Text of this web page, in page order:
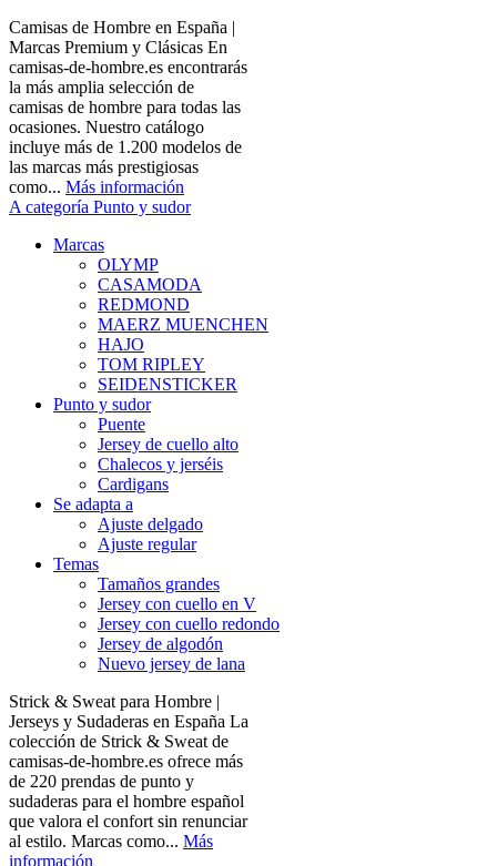
Camisas de Hombre en España |
Marcas Premium y Clásicas En
camisas-de-hombre.es encontrarás
la más amplia selección de
camisas de hombre para todas las
ocasiones. Nuestro catálogo
incluye más de 1.200 modelos de
las marcas más prestigiosas
como... Más información
A categoría Punto y sudor
Marcas
OLYMP
CASAMODA
REDMOND
MAERZ MUENCHEN
HAJO
TOM RIPLEY
SEIDENSTICKER
Punto y sudor
Puente
Jersey de cuello alto
Chalecos y jerséis
Cardigans
Se adapta a
Ajuste delgado
Ajuste regular
Temas
Tamaños grandes
Jersey con cuello en V
Jersey con cuello redondo
Jersey de algodón
Nuevo jersey de lana
Strick & Sweat para Hombre |
Jerseys y Sudaderas en España La
colección de Strick & Sweat de
camisas-de-hombre.es ofrece más
de 220 prendas de punto y
sudaderas para el hombre español
que valora el confort sin renunciar
al estilo. Marcas como... Más
información